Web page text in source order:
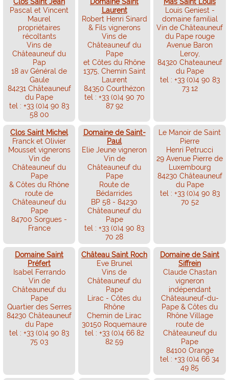
Pascal et Vincent
Maurel
propriétaires
récoltants
Vins de
Châteauneuf du
Pap
18 av Général de
Gaule
84231 Châteauneuf
du Pape
tel : +33 (0)4 90 83
58 00
Laurent
Robert Henri Sinard
& Fils vignerons
Vins de
Châteauneuf du
Pape
et Côtes du Rhône
1375, Chemin Saint
Laurent
84350 Courthézon
tel : +33 (0)4 90 70
87 92
Louis Geniest -
domaine familial
Vin de Châteauneuf
du Pape rouge
Avenue Baron
Leroy,
84320 Chateauneuf
du Pape
tel : +33 (0)4 90 83
73 12
Clos Saint Michel
Franck et Olivier
Mousset vignerons
Vin de
Châteauneuf du
Pape
& Côtes du Rhône
route de
Châteauneuf du
Pape
84700 Sorgues -
France
Domaine de Saint-
Paul
Elie Jeune vigneron
Vin de
Châteauneuf du
Pape
Route de
Bédarrides
BP 58 - 84230
Châteauneuf du
Pape
tel : +33 (0)4 90 83
70 28
Le Manoir de Saint
Pierre
Henri Petrucci
29 Avenue Pierre de
Luxembourg
84230 Châteauneuf
du Pape
tel : +33 (0)4 90 83
70 52
Domaine Saint
Préfert
Isabel Ferrando
Vin de
Châteauneuf du
Pape
Quartier des Serres
84230 Châteauneuf
du Pape
tel : +33 (0)4 90 83
75 03
Château Saint Roch
Eve Brunel
Vins de
Châteauneuf du
Pape
Lirac - Côtes du
Rhône
Chemin de Lirac
30150 Roquemaure
tel : +33 (0)4 66 82
82 59
Domaine de Saint
Siffrein
Claude Chastan
vigneron
indépendant
Châteauneuf-du-
Pape & Côtes du
Rhône Village
route de
Châteauneuf du
Pape
84100 Orange
tel : +33 (0)4 66 34
49 85